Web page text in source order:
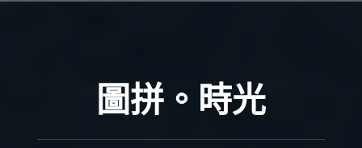
圖拼。時光